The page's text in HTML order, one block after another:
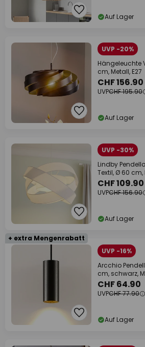
Auf Lager
UVP -20%
Hängeleuchte
cm, Metall, E27
CHF 156.90
UVPCHF 195.90
Auf Lager
UVP -30%
Lindby
Textil, Ø 60 cm,
CHF 109.90
UVPCHF 156.90
Auf Lager
+ extra Mengenrabatt
UVP -16%
Arcchio
cm, schwarz,
CHF 64.90
UVPCHF 77.90
Auf Lager